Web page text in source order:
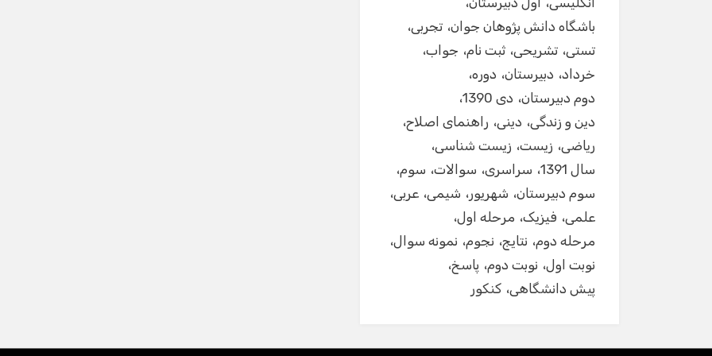
باشگاه دانش پژوهان جوان تجربی
تستی تشریحی ثبت نام جواب
خرداد دبیرستان دوره
دوم دبیرستان دی 1390
دین و زندگی دینی راهنمای اصلاح
ریاضی زیست زیست شناسی
سال 1391
سراسری سوالات سوم
سوم دبیرستان شهریور شیمی عربی
علمی فیزیک مرحله اول
مرحله دوم نتایج نجوم نمونه سوال
نوبت اول نوبت دوم پاسخ
پیش دانشگاهی کنکور